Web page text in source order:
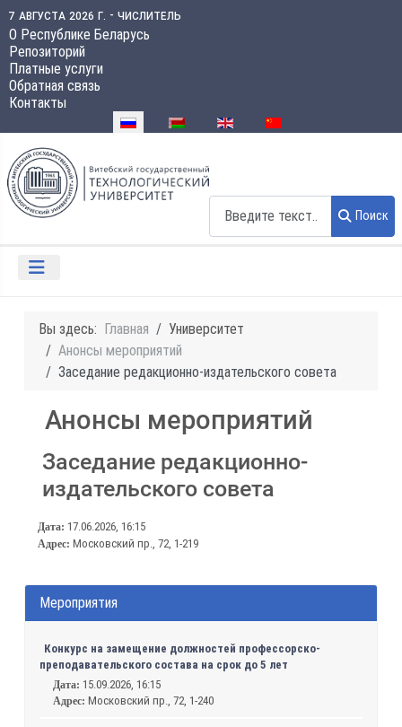
7 августа 2026 г. - числитель
О Республике Беларусь
Репозиторий
Платные услуги
Обратная связь
Контакты
Выберите язык
Поиск
Вы здесь: Главная
Университет
Анонсы мероприятий
Заседание редакционно-издательского совета
Анонсы мероприятий
Заседание редакционно-
издательского совета
Дата: 17.06.2026, 16:15
Адрес: Московский пр., 72, 1-219
Мероприятия
Конкурс на замещение должностей профессорско-
преподавательского состава на срок до 5 лет
Дата: 15.09.2026, 16:15
Адрес: Московский пр., 72, 1-240